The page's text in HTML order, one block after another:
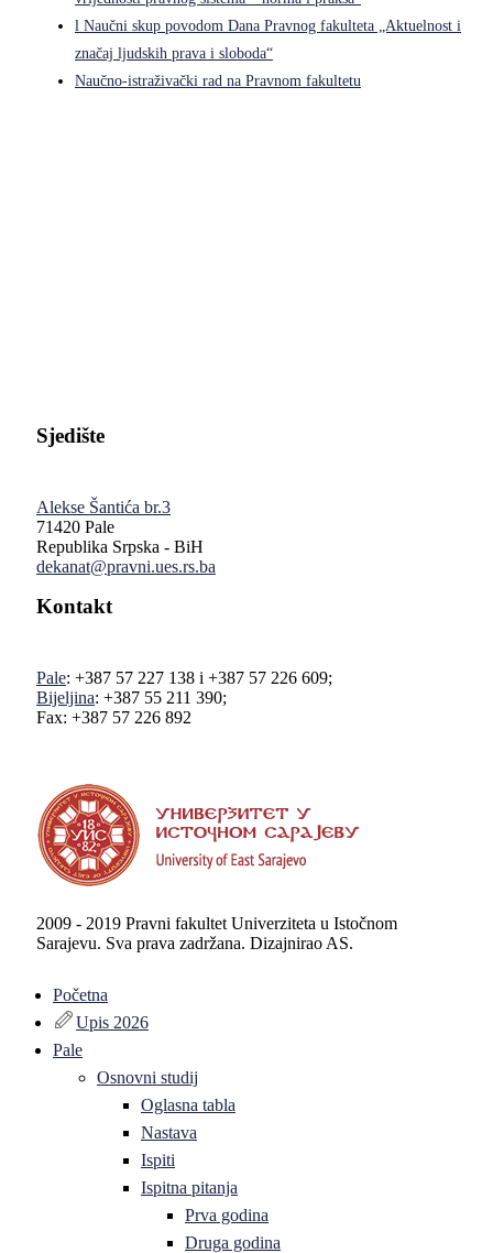
l Naučni skup povodom Dana Pravnog fakulteta „Aktuelnost i
značaj ljudskih prava i sloboda“
Naučno-istraživački rad na Pravnom fakultetu
Sjedište
Alekse Šantića br.3
71420 Pale
Republika Srpska - BiH
dekanat@pravni.ues.rs.ba
Kontakt
Pale: +387 57 227 138 i +387 57 226 609;
Bijeljina: +387 55 211 390;
Fax: +387 57 226 892
2009 - 2019 Pravni fakultet Univerziteta u Istočnom
Sarajevu. Sva prava zadržana. Dizajnirao AS.
Početna
Upis 2026
Pale
Osnovni studij
Oglasna tabla
Nastava
Ispiti
Ispitna pitanja
Prva godina
Druga godina